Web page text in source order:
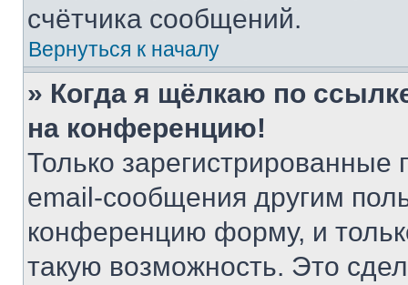
счётчика сообщений.
Вернуться к началу
» Когда я щёлкаю по
на конференцию!
Только зарегистрированные
email-сообщения другим
конференцию форму, и
такую возможность. Это